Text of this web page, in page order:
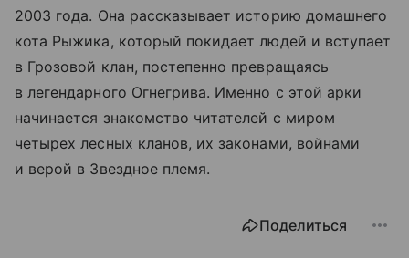
2003 года. Она рассказывает историю домашнего
кота Рыжика, который покидает людей и вступает
в Грозовой клан, постепенно превращаясь
в легендарного Огнегрива. Именно с этой арки
начинается знакомство читателей с миром
четырех лесных кланов, их законами, войнами
и верой в Звездное племя.
Поделиться